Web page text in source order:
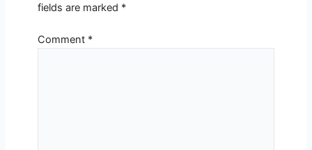
fields are marked *
Comment *